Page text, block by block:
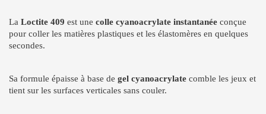
La Loctite 409 est une colle cyanoacrylate instantanée conçue
pour coller les matières plastiques et les élastomères en quelques
secondes.
Sa formule épaisse à base de gel cyanoacrylate comble les jeux et
tient sur les surfaces verticales sans couler.